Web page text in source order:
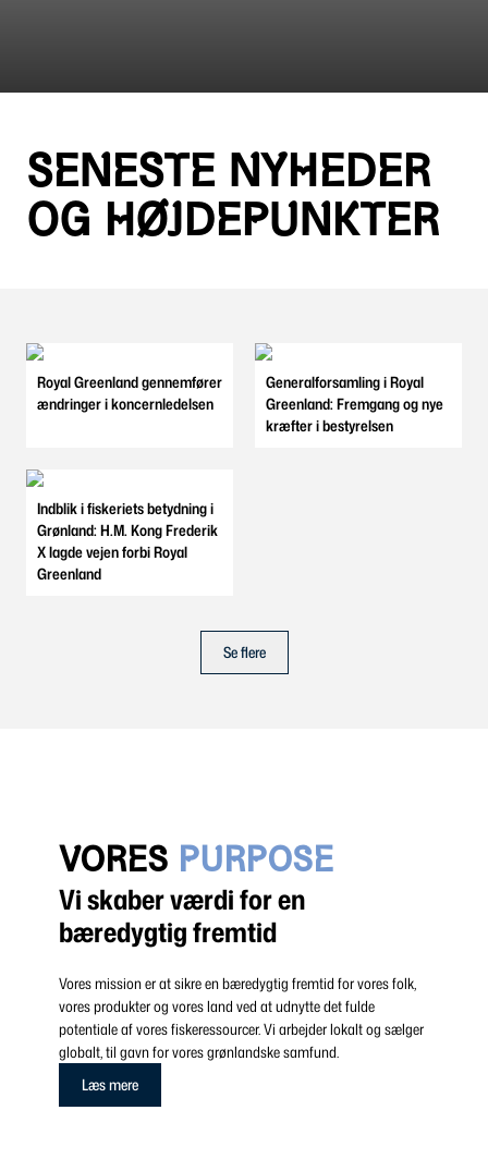
SENESTE NYHEDER
OG HØJDEPUNKTER
Royal Greenland gennemfører
ændringer i koncernledelsen
Generalforsamling i Royal
Greenland: Fremgang og nye
kræfter i bestyrelsen
Indblik i fiskeriets betydning i
Grønland: H.M. Kong Frederik
X lagde vejen forbi Royal
Greenland
Se flere
VORES PURPOSE
Vi skaber værdi for en
bæredygtig fremtid
Vores mission er at sikre en bæredygtig fremtid for vores folk,
vores produkter og vores land ved at udnytte det fulde
potentiale af vores fiskeressourcer. Vi arbejder lokalt og sælger
globalt, til gavn for vores grønlandske samfund.
Læs mere